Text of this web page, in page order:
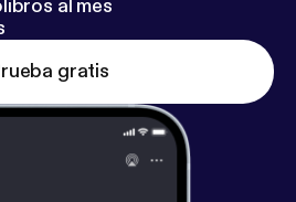
familiares. Combinando
Casciari ha
cultural mediante
audiovisuales y escénicos. Un
que acorta distancias y
al mes
gratis